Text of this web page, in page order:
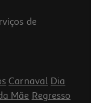
de
Carnaval Dia
Mãe Regresso